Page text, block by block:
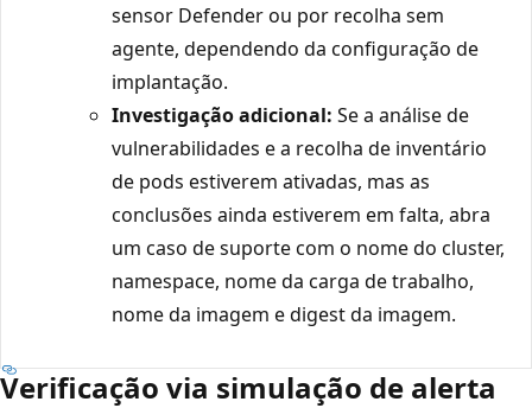
sensor Defender ou por recolha sem
agente, dependendo da configuração de
implantação.
Investigação adicional: Se a análise de
vulnerabilidades e a recolha de inventário
de pods estiverem ativadas, mas as
conclusões ainda estiverem em falta, abra
um caso de suporte com o nome do cluster,
namespace, nome da carga de trabalho,
nome da imagem e digest da imagem.
Verificação via simulação de alerta